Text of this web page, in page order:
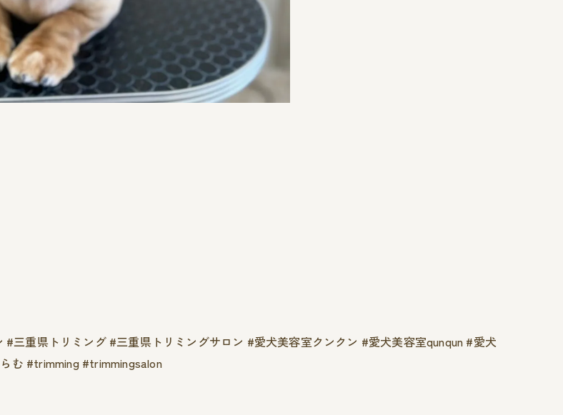
三重県トリミング #三重県トリミングサロン #愛犬美容室クンクン #愛犬美容室qunqun #愛犬
む #trimming #trimmingsalon